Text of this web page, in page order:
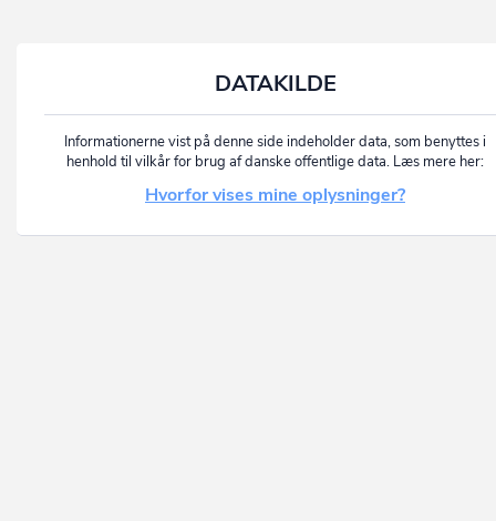
DATAKILDE
Informationerne vist på denne side indeholder data, som benyttes i
henhold til vilkår for brug af danske offentlige data. Læs mere her:
Hvorfor vises mine oplysninger?